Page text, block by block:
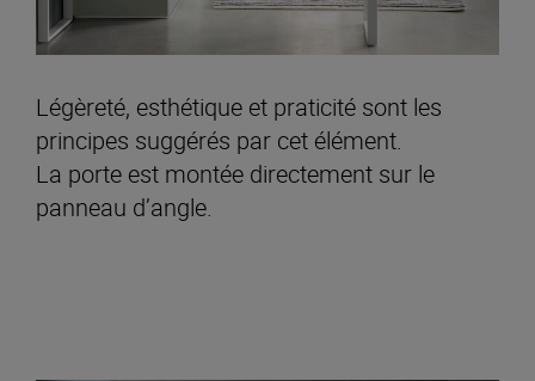
Légèreté, esthétique et praticité sont les
principes suggérés par cet élément.
La porte est montée directement sur le
panneau d’angle.